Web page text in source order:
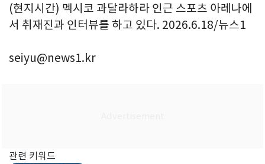
(현지시간) 멕시코 과달라하라 인근 스포츠 아레나에
서 취재진과 인터뷰를 하고 있다. 2026.6.18/뉴스1
seiyu@news1.kr
관련 키워드